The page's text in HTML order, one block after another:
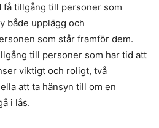
få tillgång till personer som
både upplägg och
som står framför dem.
till personer som har tid att
viktigt och roligt, två
att ta hänsyn till om en
i lås.